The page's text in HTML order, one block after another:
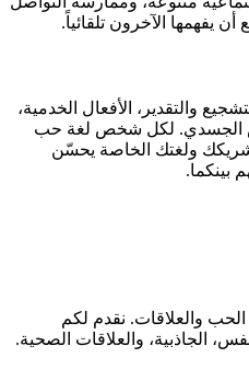
يفهمها الآخرون تلقائياً.
والتقدير، الأفعال الخدمية،
الجسدي. لكل شخص لغة حب
ولغتك الخاصة يحسّن
بينكما.
والعلاقات. نقدم لكم
الجاذبية، والعلاقات الصحية.